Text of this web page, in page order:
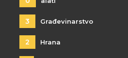
3 Građevinarstvo
2 Hrana